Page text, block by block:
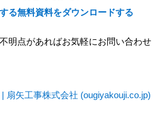
る無料資料をダウンロードする
明点があればお気軽にお問い合わせ
扇矢工事株式会社 (ougiyakouji.co.jp)